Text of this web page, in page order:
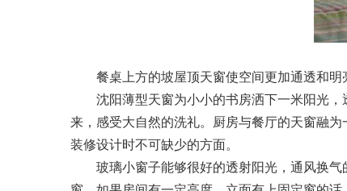
餐桌上方的坡屋顶天窗使空间更加通透和明
沈阳薄型天窗为小小的书房洒下一米阳光，
来，感受大自然的洗礼。厨房与餐厅的天窗融
装修设计时不可缺少的方面。
玻璃小窗子能够很好的透射阳光，通风换气